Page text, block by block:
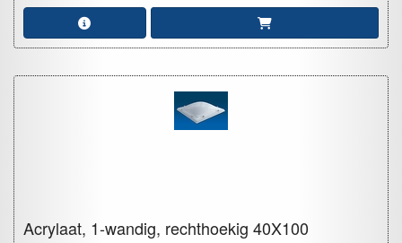
Acrylaat, 1-wandig, rechthoekig 40X100